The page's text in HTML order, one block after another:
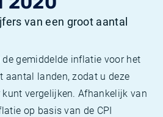
van een groot aantal
gemiddelde inflatie voor het
aantal landen, zodat u deze
vergelijken. Afhankelijk van
op basis van de CPI